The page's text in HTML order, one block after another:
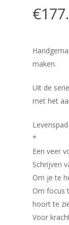
€
maken.
Uit de
met het
Levenspad
*
Een veer
Schrijven
Om je te
Om focus
hoort te
Voor